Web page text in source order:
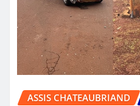
ASSIS CHATEAUBRIAND